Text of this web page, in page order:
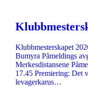
Klubbmesterskapet
Bumyra Påmeldings
Merkesdistansene
17.45 Premiering: Det
levagerkarus…